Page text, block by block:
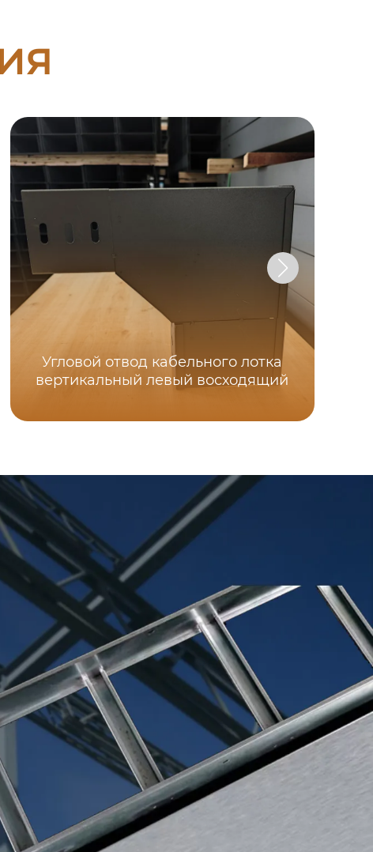
Угловой отвод кабельного лотка
вертикальный левый восходящий